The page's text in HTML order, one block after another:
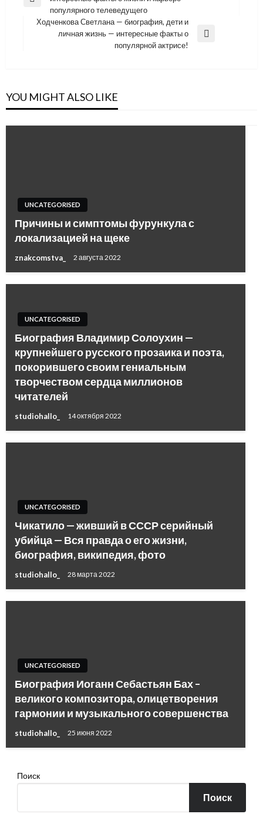
по
записям
Previous
популярного телеведущего
Ходченкова Светлана — биография, дети и
личная жизнь — интересные факты о
популярной актрисе!
YOU MIGHT ALSO LIKE
UNCATEGORISED
Причины и симптомы фурункула с
локализацией на щеке
znakcomstva_ 2 августа 2022
UNCATEGORISED
Биография Владимир Солоухин —
крупнейшего русского прозаика и поэта,
покорившего своим гениальным
творчеством сердца миллионов
читателей
studiohallo_ 14 октября 2022
UNCATEGORISED
Чикатило — живший в СССР серийный
убийца — Вся правда о его жизни,
биография, википедия, фото
studiohallo_ 28 марта 2022
UNCATEGORISED
Биография Иоганн Себастьян Бах –
великого композитора, олицетворения
гармонии и музыкального совершенства
studiohallo_ 25 июня 2022
Поиск
Поиск